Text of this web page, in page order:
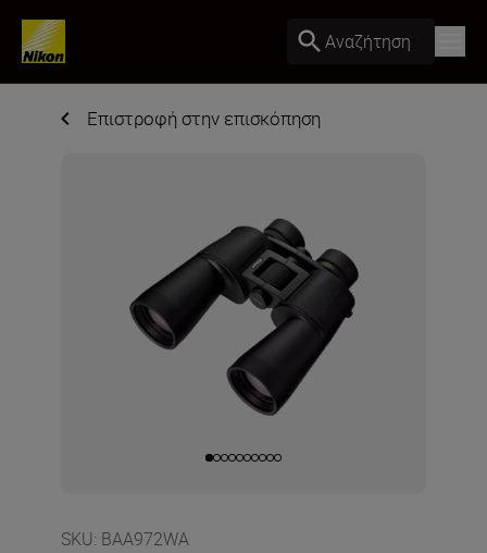
Αναζήτηση
Επιστροφή στην επισκόπηση
SKU: BAA972WA